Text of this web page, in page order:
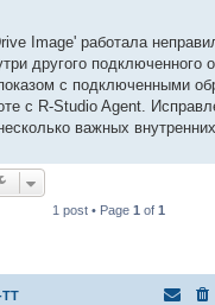
Image' работала
другого подключенного
с подключенными
с R-Studio Agent.
важных
1 post • Page 1 of 1